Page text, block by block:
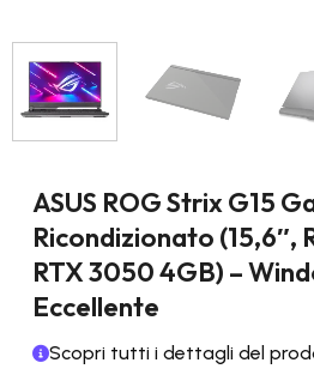
ASUS ROG Strix G15
Ricondizionato (15,6″,
RTX 3050 4GB) –
Eccellente
Scopri tutti i dettagli del